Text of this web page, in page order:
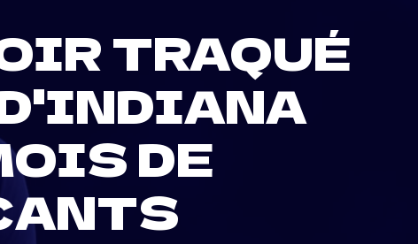
TRAQUÉ
DE